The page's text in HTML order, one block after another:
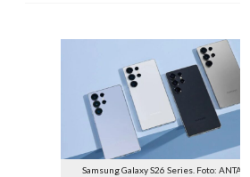
Samsung Galaxy S26 Series. Foto: ANTARA